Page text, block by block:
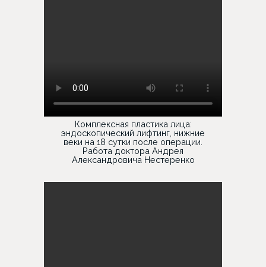
Комплексная пластика лица:
эндоскопический лифтинг, нижние
веки на 18 сутки после операции.
Работа доктора Андрея
Александровича Нестеренко